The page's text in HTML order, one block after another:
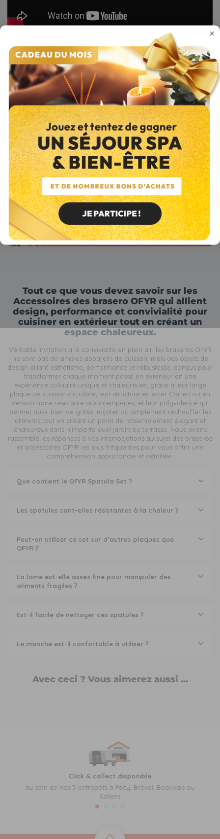
Le retrait en Click and Collect
Tout ce que vous devez savoir sur les
Accessoires des brasero OFYR qui allient
design, performance et convivialité pour
cuisiner en extérieur tout en créant un
espace chaleureux.
Véritable invitation à la convivialité en plein air, les braseros OFYR
ne sont pas de simples appareils de cuisson, mais des objets de
design alliant esthétisme, performance et robustesse, conçus pour
transformer chaque moment passé en extérieur en une
expérience culinaire unique et chaleureuse, grâce à leur large
plaque de cuisson circulaire, leur structure en acier Corten ou en
version noire résistante aux intempéries, et leur polyvalence qui
permet aussi bien de griller, mijoter ou simplement réchauffer les
aliments tout en créant un point de rassemblement élégant et
chaleureux dans n’importe quel jardin ou terrasse. Nous avons
rassemblé les réponses à vos interrogations au sujet des braseros
et accessoires OFYR les plus fréquentes pour vous offrir une
compréhension approfondie et détaillée.
Que contient le OFYR Spatula Set ?
Les spatules sont-elles résistantes à la chaleur ?
Peut-on utiliser ce set sur d’autres plaques que
OFYR ?
La lame est-elle assez fine pour manipuler des
aliments fragiles ?
Est-il facile de nettoyer ces spatules ?
Le manche est-il confortable à utiliser ?
Avec ceci ? Vous aimerez aussi ...
Click & collect disponible
au sein de nos 5 entrepôts à Pacy, Bréval, Beauvais ou
Soliers